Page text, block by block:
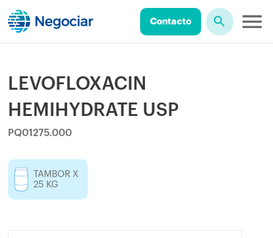
Contacto
LEVOFLOXACIN
HEMIHYDRATE USP
PQ01275.000
TAMBOR X
25 KG